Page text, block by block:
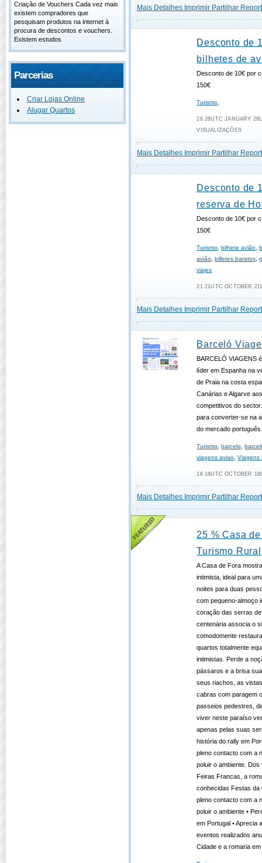
Criação de Vouchers Cada vez mais
existem compradores que
pesquisam produtos na internet à
procura de descontos e vouchers.
Existem estudos
Parcerias
Criar Lojas Online
Alugar Quartos
Mais Detalhes Imprimir Partilhar
Desconto de
bilhetes de
Desconto de 10€ por
150€
Turismo
28 28UTC JANUARY
VISUALIZAÇÕES
Mais Detalhes Imprimir Partilhar
Desconto de
reserva de
Desconto de 10€ por
150€
Turismo ,bilhete avião ,
avião ,billetes baratos ,
viajes
21 21UTC OCTOBER
Mais Detalhes Imprimir Partilhar
Barceló
BARCELÓ VIAGENS
líder em Espanha na
de Praia na costa
Canárias e Algarve
competitivos do
para converter-se na
do mercado
Turismo ,barcelo ,
viagens aviao ,Viagens
18 18UTC OCTOBER
Mais Detalhes Imprimir Partilhar
25 % Casa
Turismo Rural
A Casa de Fora
intimista, ideal para
noites para duas
com pequeno-almoço
coração das serras
centenária associa o
comodomente
quartos totalmente
intimistas. Perde a
pássaros e a brisa
seus riachos, as
cabras com paragem
passeios pedestres,
viver neste paraíso
apenas pelas suas
história do rally em
pleno contacto com a
poluir o ambiente.
Feiras Francas, a
conhecidas Festas da
pleno contacto com a
poluir o ambiente •
em Portugal • Aprecia
eventos realizados
Cidade e a romaria